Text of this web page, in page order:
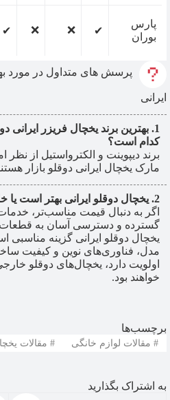
پارس
بوران
✔
❌
❌
✔
پرسش های متداول در مورد
ایرانی
بهترین برند یخچال فریزر ایرانی
کدام است؟
برند دیپوینت و الکترواستیل از نظر
مارک یخچال ایرانی دوقلو بازار
یخچال دوقلو ایرانی بهتر است یا
اگر به دنبال قیمت مناسب‌تر،
گسترده و دسترسی آسان به قطعات
یخچال دوقلو ایرانی گزینه مناسبی
مدل، فناوری‌های نوین و کیفیت ساخت
اولویت دارد، یخچال‌های دوقلو
خواهند بود.
برچسب‌ها
#مقالات لوازم خانگی #مقالات
به اشتراک بگذارید